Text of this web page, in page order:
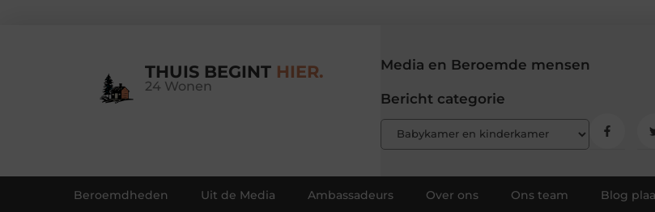
THUIS BEGINT HIER.
24 Wonen
Media en Beroemde mensen
Bericht categorie
Beroemdheden Uit de Media Ambassadeurs Over ons Ons team Blog